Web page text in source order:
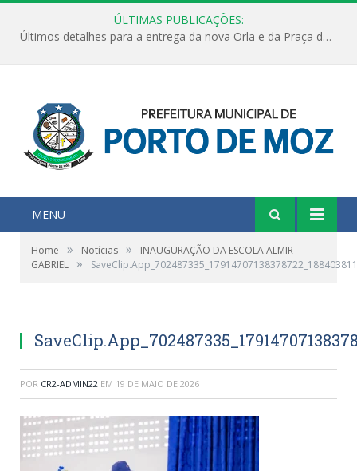
ÚLTIMAS PUBLICAÇÕES:
Últimos detalhes para a entrega da nova Orla e da Praça do Praião
MENU
Home » Notícias »
INAUGURAÇÃO DA ESCOLA ALMIR
GABRIEL »
POR CR2-ADMIN22 EM 19 DE MAIO DE 2026